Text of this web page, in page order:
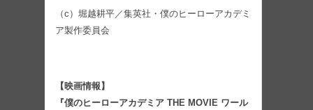
（c）堀越耕平／集英社・僕のヒーローアカデミ
ア製作委員会
【映画情報】
『僕のヒーローアカデミア THE MOVIE ワール